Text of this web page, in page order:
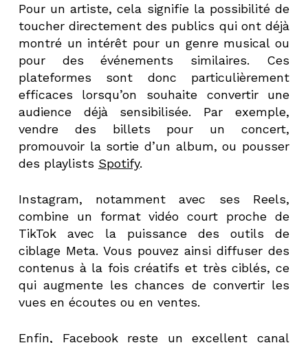
Pour un artiste, cela signifie la possibilité de
toucher directement des publics qui ont déjà
montré un intérêt pour un genre musical ou
pour des événements similaires. Ces
plateformes sont donc particulièrement
efficaces lorsqu’on souhaite convertir une
audience déjà sensibilisée. Par exemple,
vendre des billets pour un concert,
promouvoir la sortie d’un album, ou pousser
des playlists Spotify.
Instagram, notamment avec ses Reels,
combine un format vidéo court proche de
TikTok avec la puissance des outils de
ciblage Meta. Vous pouvez ainsi diffuser des
contenus à la fois créatifs et très ciblés, ce
qui augmente les chances de convertir les
vues en écoutes ou en ventes.
Enfin, Facebook reste un excellent canal